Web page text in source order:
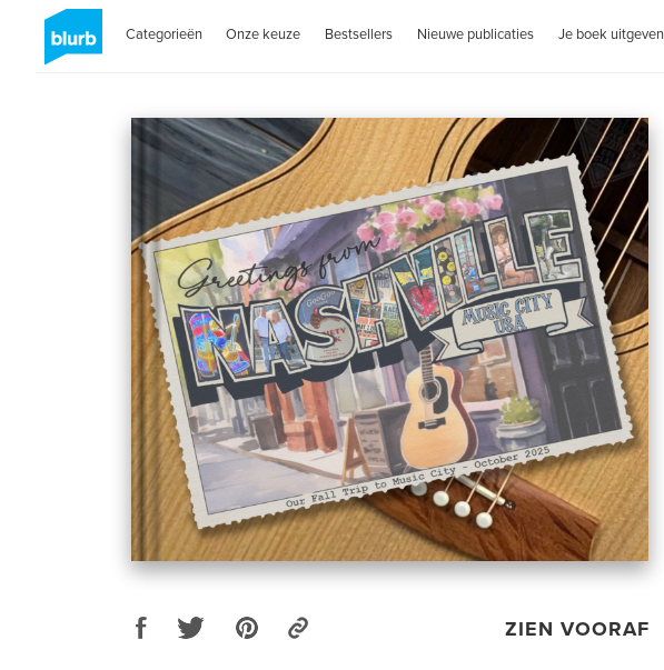
Categorieën Onze keuze Bestsellers Nieuwe publicaties Je boek uitgeven
ZIEN VOORAF